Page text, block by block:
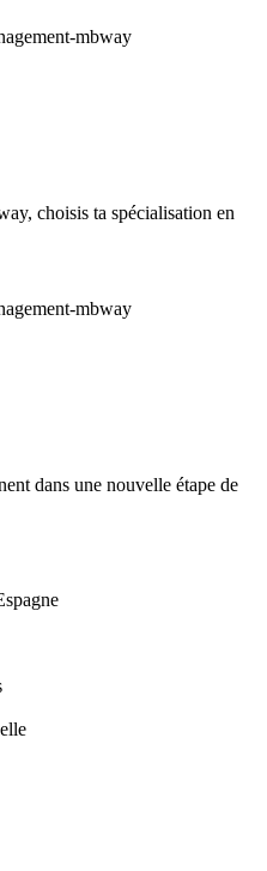
choisis ta spécialisation en
dans une nouvelle étape de